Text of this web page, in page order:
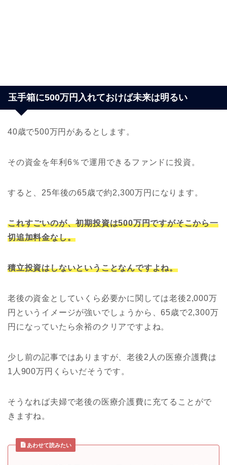
玉手箱に500万円入れておけば未来は明るい
40歳で500万円があるとします。
その資金を年利6％で運用できるファンドに投資。
すると、25年後の65歳で約2,300万円になります。
これすごいのが、初期投資は500万円ですがそこから一
切追加料金なし。
積立投資はしないということなんですよね。
老後の資金としていくら必要かに関しては老後2,000万
円というイメージが強いでしょうから、65歳で2,300万
円になっていたら余裕のクリアですよね。
少し前の記事ではありますが、老後2人の医療介護費は
1人900万円くらいだそうです。
そうなれば夫婦で老後の医療介護費に充てることがで
きますね。
あわせて読みたい